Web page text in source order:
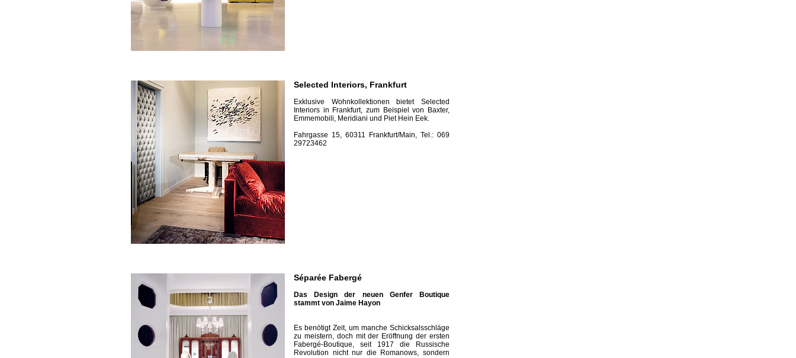
Selected Inte­riors, Frankfurt
Exklusive Wohnkollektionen bietet Selected
Interiors in Frankfurt, zum Beispiel von Baxter,
Emmemobili, Meridiani und Piet Hein Eek.
Fahrgasse 15, 60311 Frankfurt/Main, Tel.: 069
29723462
Séparée Fabergé
Das Design der neuen Genfer Boutique
stammt von Jaime Hayon
Es benötigt Zeit, um manche Schicksalsschläge
zu meistern, doch mit der Eröffnung der ersten
Fabergé-Boutique, seit 1917 die Russische
Revolution nicht nur die Romanows, sondern